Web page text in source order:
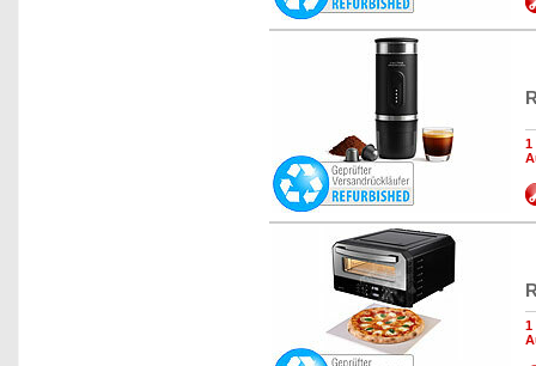
1
1